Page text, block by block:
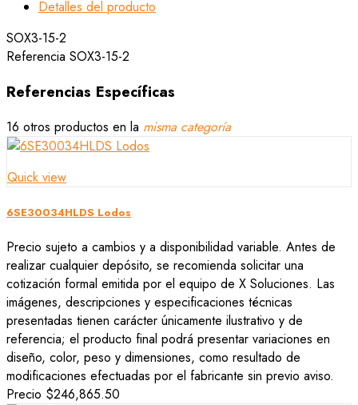
Detalles del producto
SOX3-15-2
Referencia SOX3-15-2
Referencias Específicas
16 otros productos en la misma categoría
Quick view
6SE30034HLDS Lodos
Precio sujeto a cambios y a disponibilidad variable. Antes de
realizar cualquier depósito, se recomienda solicitar una
cotización formal emitida por el equipo de X Soluciones. Las
imágenes, descripciones y especificaciones técnicas
presentadas tienen carácter únicamente ilustrativo y de
referencia; el producto final podrá presentar variaciones en
diseño, color, peso y dimensiones, como resultado de
modificaciones efectuadas por el fabricante sin previo aviso.
Precio $246,865.50